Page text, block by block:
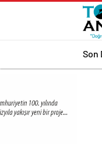
Son